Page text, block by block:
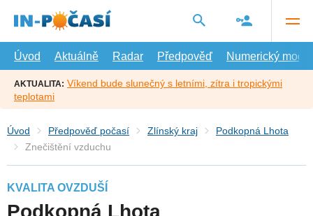
hlavní
Úvod
Aktuálně Radar Předpověď Numerický model
AKTUALITA: Víkend bude slunečný s letními, zítra i tropickými
teplotami
Úvod Předpověď počasí Zlínský kraj
Podkopná Lhota
Znečištění vzduchu
KVALITA OVZDUŠÍ
Podkopná Lhota